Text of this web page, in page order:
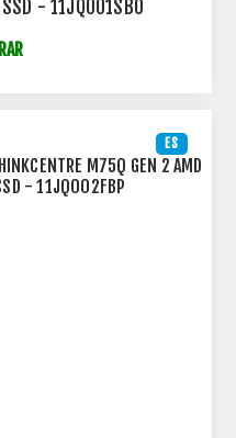
- 11JQ001SBO
ES